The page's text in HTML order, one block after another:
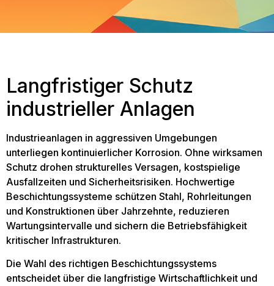
Langfristiger Schutz
industrieller Anlagen
Industrieanlagen in aggressiven Umgebungen
unterliegen kontinuierlicher Korrosion. Ohne wirksamen
Schutz drohen strukturelles Versagen, kostspielige
Ausfallzeiten und Sicherheitsrisiken. Hochwertige
Beschichtungssysteme schützen Stahl, Rohrleitungen
und Konstruktionen über Jahrzehnte, reduzieren
Wartungsintervalle und sichern die Betriebsfähigkeit
kritischer Infrastrukturen.
Die Wahl des richtigen Beschichtungssystems
entscheidet über die langfristige Wirtschaftlichkeit und